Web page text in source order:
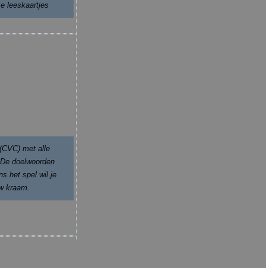
leeskaartjes
met alle
doelwoorden
het spel wil je
kraam.